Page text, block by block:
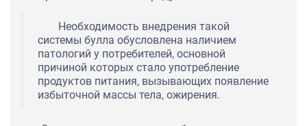
Необходимость внедрения такой
системы булла обусловлена наличием
патологий у потребителей, основной
причиной которых стало употребление
продуктов питания, вызывающих появление
избыточной массы тела, ожирения.